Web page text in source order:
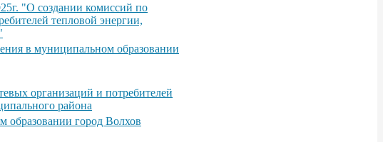
"О создании комиссий по
тепловой энергии,
в муниципальном образовании
организаций и потребителей
района
образовании город Волхов